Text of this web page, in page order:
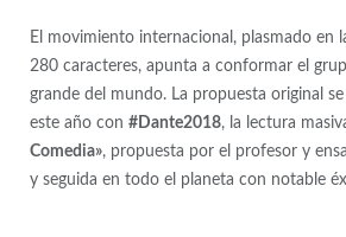
El movimiento internacional, plasmado en
280 caracteres, apunta a conformar el
grande del mundo. La propuesta original
este año con #Dante2018, la lectura
Comedia», propuesta por el profesor y
y seguida en todo el planeta con notable